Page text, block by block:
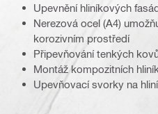
Upevnění hliníkových
Nerezová ocel (A4)
korozivním prostředí
Připevňování tenkých
Montáž kompozitních
Upevňovací svorky na